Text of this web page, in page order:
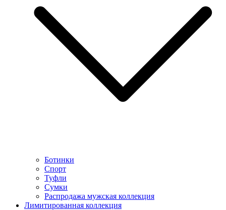
Ботинки
Спорт
Туфли
Сумки
Распродажа мужская коллекция
Лимитированная коллекция